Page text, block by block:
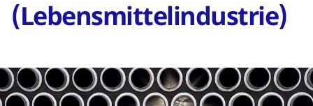
(Lebensmittelindustrie)